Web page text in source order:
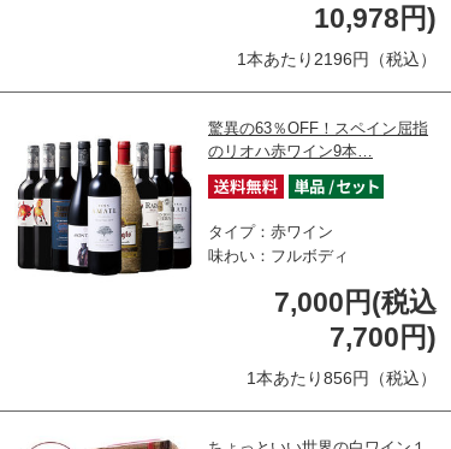
10,978円)
1本あたり2196円（税込）
驚異の63％OFF！スペイン屈指
のリオハ赤ワイン9本…
タイプ：赤ワイン
味わい：フルボディ
7,000円(税込
7,700円)
1本あたり856円（税込）